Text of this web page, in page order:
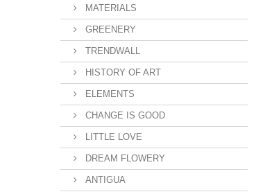
MATERIALS
GREENERY
TRENDWALL
HISTORY OF ART
ELEMENTS
CHANGE IS GOOD
LITTLE LOVE
DREAM FLOWERY
ANTIGUA